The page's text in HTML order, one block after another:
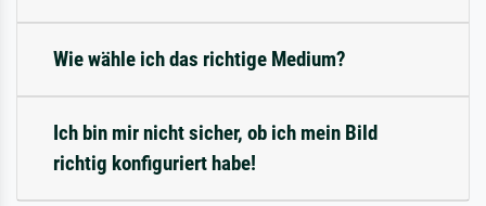
Wie wähle ich das richtige Medium?
Ich bin mir nicht sicher, ob ich mein Bild
richtig konfiguriert habe!